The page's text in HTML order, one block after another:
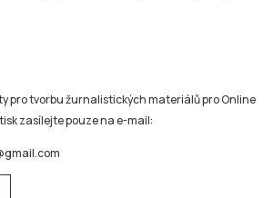
pro tvorbu žurnalistických materiálů pro Online
zasílejte pouze na e-mail: